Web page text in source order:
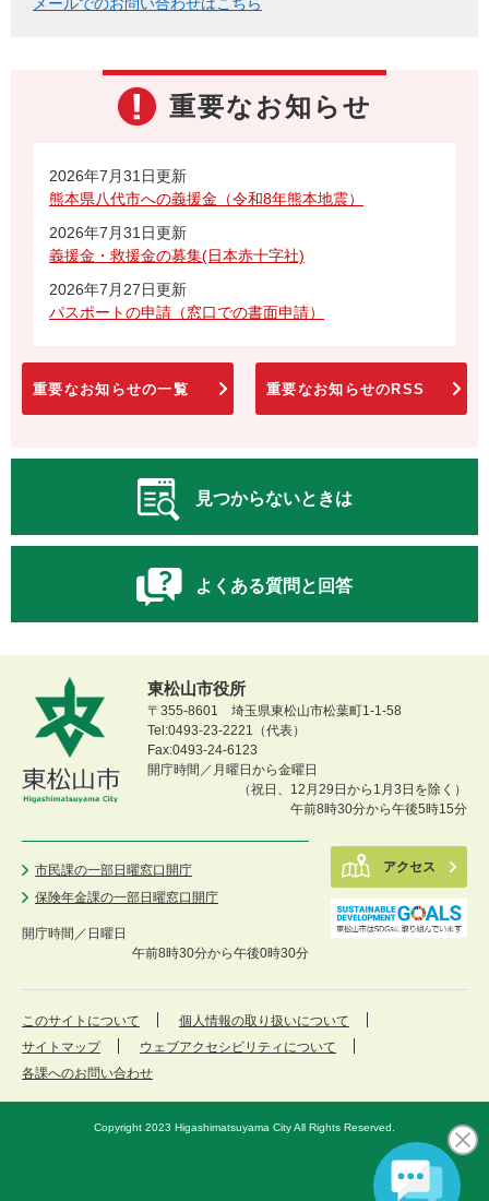
重要なお知らせ
2026年7月31日更新
熊本県八代市への義援金（令和8年熊本地震）
2026年7月31日更新
義援金・救援金の募集(日本赤十字社)
2026年7月27日更新
パスポートの申請（窓口での書面申請）
重要なお知らせの一覧 重要なお知らせのRSS
見つからないときは
よくある質問と回答
東松山市役所
〒355-8601 埼玉県東松山市松葉町1-1-58
Tel:0493-23-2221（代表）
Fax:0493-24-6123
開庁時間／月曜日から金曜日
（祝日、12月29日から1月3日を除く）
午前8時30分から午後5時15分
市民課の一部日曜窓口開庁
保険年金課の一部日曜窓口開庁
開庁時間／ 日曜日
午前8時30分から午後0時30分
アクセス
このサイトについて
個人情報の取り扱いについて
サイトマップ
ウェブアクセシビリティについて
各課へのお問い合わせ
Copyright 2023 Higashimatsuyama City All Rights Reserved.